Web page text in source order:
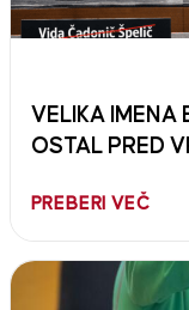
VELIKA IMENA
OSTAL PRED
PREBERI VEČ